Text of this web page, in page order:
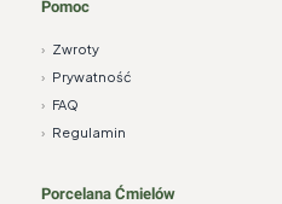
Pomoc
› Zwroty
› Prywatność
› FAQ
› Regulamin
Porcelana Ćmielów